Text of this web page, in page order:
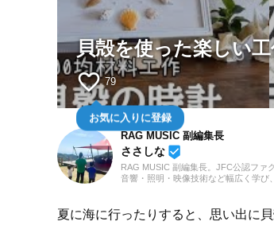
貝殻を使った楽しい
favorite_border 79
お気に入りに登録
RAG MUSIC 副編集長
ささしな beenhere
RAG MUSIC 副編集長。JFC公認ファ
音響・照明・映像技術など幅広く学
に立てれば幸いです！
夏に海に行ったりすると、思い出に